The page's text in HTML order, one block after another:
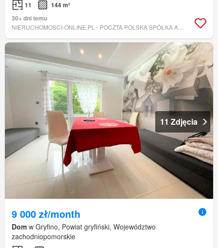
11
144 m²
30+ dni temu
11 Zdjęcia
9 000 zł/month
Dom w Gryfino, Powiat gryfiński, Województwo
zachodniopomorskie